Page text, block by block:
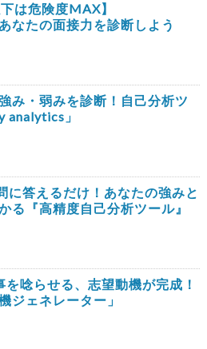
は危険度MAX】
なたの面接力を診断しよう
み・弱みを診断！自己分析ツ
analytics」
に答えるだけ！あなたの強みと
る『高精度自己分析ツール』
を唸らせる、志望動機が完成！
ジェネレーター」